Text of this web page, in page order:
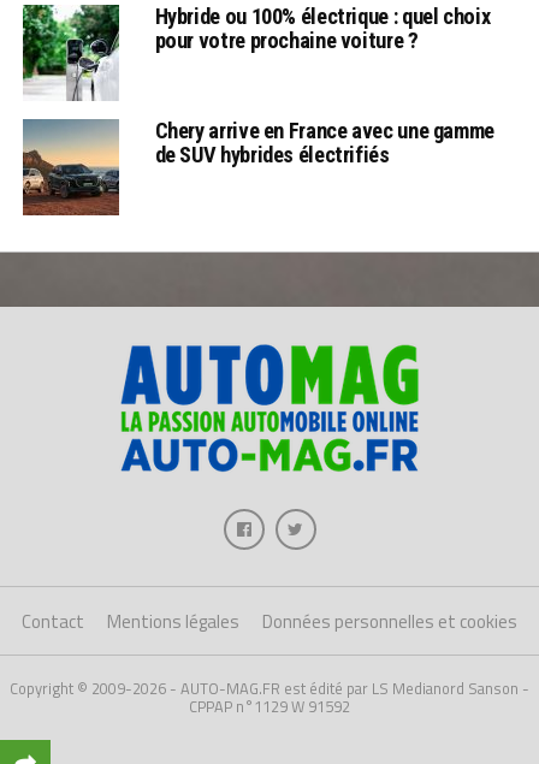
Hybride ou 100% électrique : quel choix
pour votre prochaine voiture ?
Chery arrive en France avec une gamme
de SUV hybrides électrifiés
Contact Mentions légales Données personnelles et cookies
Copyright © 2009-2026 - AUTO-MAG.FR est édité par LS Medianord Sanson -
CPPAP n°1129 W 91592